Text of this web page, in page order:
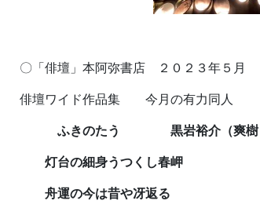
〇「俳壇」本阿弥書店 ２０２３年５月
俳壇ワイド作品集 今月の有力同人
ふきのたう 黒岩裕介（爽樹
灯台の細身うつくし春岬
舟運の今は昔や冴返る